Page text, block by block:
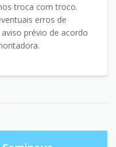
troca com troco.
erros de
prévio de acordo